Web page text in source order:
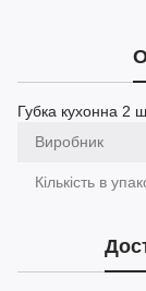
Губка кухонна 2
Виробник
Кількість в